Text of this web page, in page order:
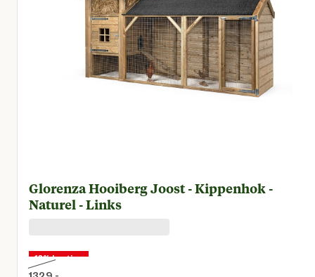
Glorenza Hooiberg Joost - Kippenhok -
Naturel - Links
10% korting